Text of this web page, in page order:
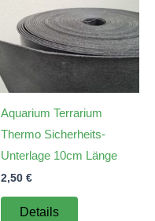
Aquarium Terrarium
Thermo Sicherheits-
Unterlage 10cm Länge
2,50 €
Details